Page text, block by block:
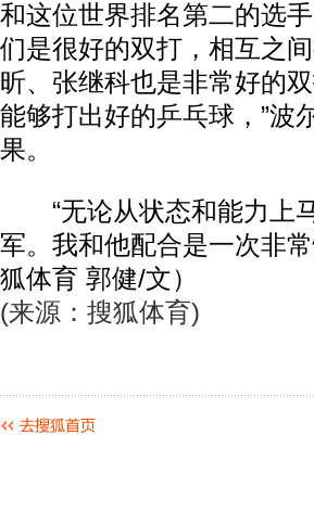
和这位世界排名第二的选
们是很好的双打，相互之
昕、张继科也是非常好的
能够打出好的乒乓球，”波
果。
“无论从状态和能力上
军。我和他配合是一次非
狐体育 郭健/文）
(来源：搜狐体育)